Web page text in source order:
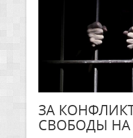
ЗА
СВОБОДЫ